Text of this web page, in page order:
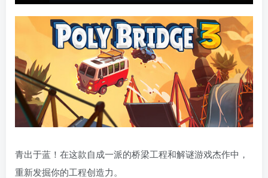
青出于蓝！在这款自成一派的桥梁工程和解谜游戏杰作中，
重新发掘你的工程创造力。